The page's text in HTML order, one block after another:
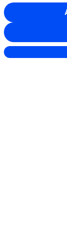
Boeken &